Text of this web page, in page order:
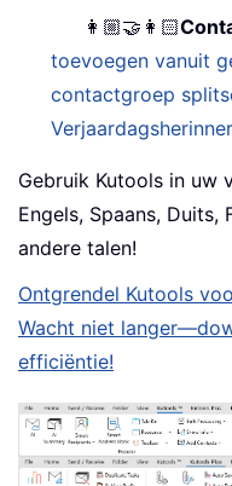
👩🏼‍🤝‍👩🏻
toevoegen vanuit
contactgroep
Gebruik Kutools in uw
Engels, Spaans, Duits,
andere talen!
Ontgrendel Kutools
Wacht niet
efficiëntie!